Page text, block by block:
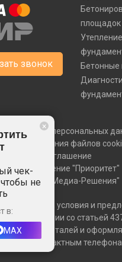
звонок
Утепление
Бетонные
обработки персональных
использования файлов
соглашение
и продвижение "Приоритет"
сайтом "Медиа-Решения"
цены, условия и
в соответствии со статьей
всех деталей и
по контактным
×
чек-
не
в:
MAX